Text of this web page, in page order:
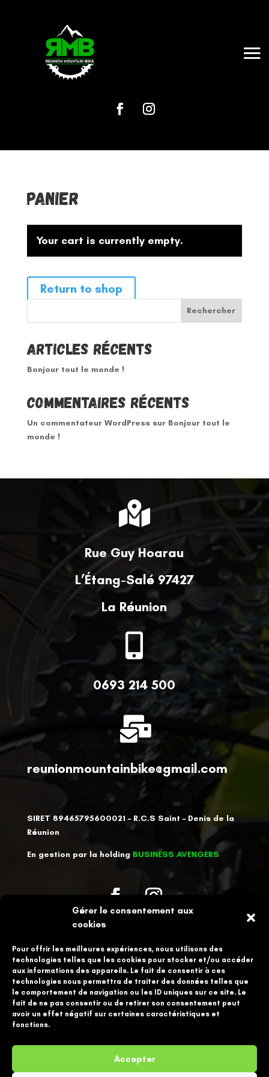
Gérer le consentement aux
cookies
Pour offrir les meilleures expériences, nous utilisons des
technologies telles que les cookies pour stocker et/ou accéder
aux informations des appareils. Le fait de consentir à ces
technologies nous permettra de traiter des données telles que
le comportement de navigation ou les ID uniques sur ce site. Le
fait de ne pas consentir ou de retirer son consentement peut
avoir un effet négatif sur certaines caractéristiques et
fonctions.
Accepter
Panier
Your cart is currently empty.
Return to shop
Rechercher
Articles récents
Bonjour tout le monde !
Commentaires récents
Un commentateur WordPresssur Bonjour tout le
monde !

Rue Guy Hoarau
L’Étang-Salé 97427
La Réunion

0693 214 500

reunionmountainbike@gmail.com
SIRET 89465795600021 – R.C.S Saint – Denis de la
Réunion
En gestion par la holding BUSINESS AVENGERS
Ce site internet a été co financé à l’aide du FEDER dans le
cadre du programme FEDER-FSE+ Réunion dont l’autorité de